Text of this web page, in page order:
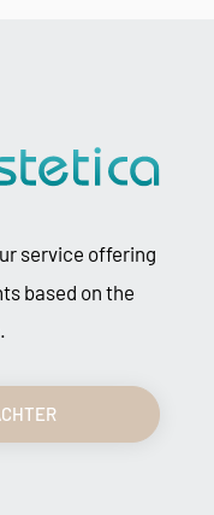
service offering
based on the